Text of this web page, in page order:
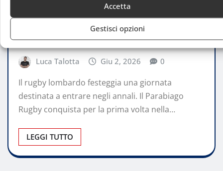
Accetta
Gestisci opzioni
Parabiago scrive la storia: promozione in
Serie A Elite dopo la vittoria sul Cus
Torino
Luca Talotta Giu 2, 2026 0
Il rugby lombardo festeggia una giornata
destinata a entrare negli annali. Il Parabiago
Rugby conquista per la prima volta nella…
LEGGI TUTTO